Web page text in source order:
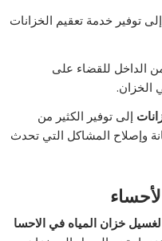
إلى توفير خدمة تعقيم الخزانات
الداخل للقضاء على
الخزان.
إلى توفير الكثير من
وإصلاح المشاكل التي تحدث
خزان المياه في الاحسا